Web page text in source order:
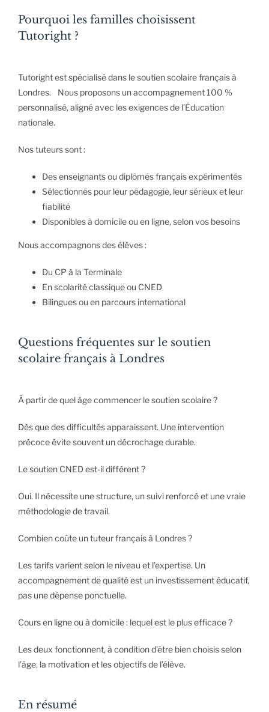
Pourquoi les familles choisissent
Tutoright ?
Tutoright est spécialisé dans le soutien scolaire français à
Londres. Nous proposons un accompagnement 100 %
personnalisé, aligné avec les exigences de l’Éducation
nationale.
Nos tuteurs sont :
Des enseignants ou diplômés français expérimentés
Sélectionnés pour leur pédagogie, leur sérieux et leur
fiabilité
Disponibles à domicile ou en ligne, selon vos besoins
Nous accompagnons des élèves :
Du CP à la Terminale
En scolarité classique ou CNED
Bilingues ou en parcours international
Questions fréquentes sur le soutien
scolaire français à Londres
À partir de quel âge commencer le soutien scolaire ?
Dès que des difficultés apparaissent. Une intervention
précoce évite souvent un décrochage durable.
Le soutien CNED est-il différent ?
Oui. Il nécessite une structure, un suivi renforcé et une vraie
méthodologie de travail.
Combien coûte un tuteur français à Londres ?
Les tarifs varient selon le niveau et l’expertise. Un
accompagnement de qualité est un investissement éducatif,
pas une dépense ponctuelle.
Cours en ligne ou à domicile : lequel est le plus efficace ?
Les deux fonctionnent, à condition d’être bien choisis selon
l’âge, la motivation et les objectifs de l’élève.
En résumé